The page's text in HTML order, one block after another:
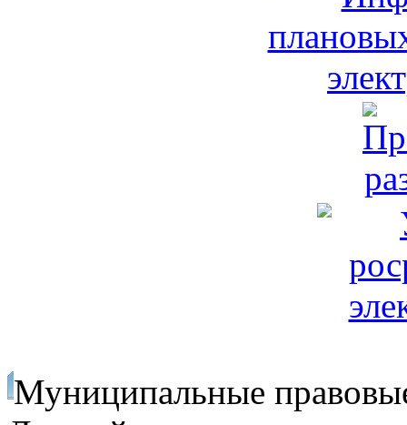
Муниципальные